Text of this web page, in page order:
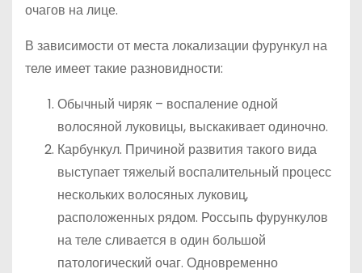
очагов на лице.
В зависимости от места локализации фурункул на
теле имеет такие разновидности:
Обычный чиряк – воспаление одной
волосяной луковицы, выскакивает одиночно.
Карбункул. Причиной развития такого вида
выступает тяжелый воспалительный процесс
нескольких волосяных луковиц,
расположенных рядом. Россыпь фурункулов
на теле сливается в один большой
патологический очаг. Одновременно